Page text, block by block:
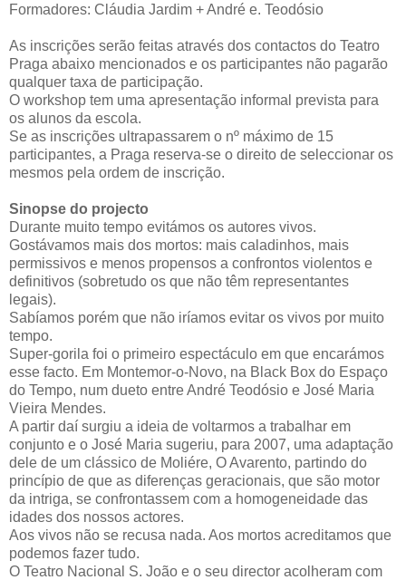
Formadores: Cláudia Jardim + André e. Teodósio
As inscrições serão feitas através dos contactos do Teatro
Praga abaixo mencionados e os participantes não pagarão
qualquer taxa de participação.
O workshop tem uma apresentação informal prevista para
os alunos da escola.
Se as inscrições ultrapassarem o nº máximo de 15
participantes, a Praga reserva-se o direito de seleccionar os
mesmos pela ordem de inscrição.
Sinopse do projecto
Durante muito tempo evitámos os autores vivos.
Gostávamos mais dos mortos: mais caladinhos, mais
permissivos e menos propensos a confrontos violentos e
definitivos (sobretudo os que não têm representantes
legais).
Sabíamos porém que não iríamos evitar os vivos por muito
tempo.
Super-gorila foi o primeiro espectáculo em que encarámos
esse facto. Em Montemor-o-Novo, na Black Box do Espaço
do Tempo, num dueto entre André Teodósio e José Maria
Vieira Mendes.
A partir daí surgiu a ideia de voltarmos a trabalhar em
conjunto e o José Maria sugeriu, para 2007, uma adaptação
dele de um clássico de Moliére, O Avarento, partindo do
princípio de que as diferenças geracionais, que são motor
da intriga, se confrontassem com a homogeneidade das
idades dos nossos actores.
Aos vivos não se recusa nada. Aos mortos acreditamos que
podemos fazer tudo.
O Teatro Nacional S. João e o seu director acolheram com